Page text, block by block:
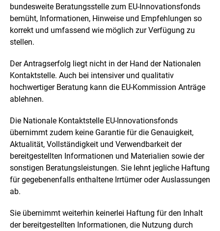
bundesweite Beratungsstelle zum EU-Innovationsfonds
bemüht, Informationen, Hinweise und Empfehlungen so
korrekt und umfassend wie möglich zur Verfügung zu
stellen.
Der Antragserfolg liegt nicht in der Hand der Nationalen
Kontaktstelle. Auch bei intensiver und qualitativ
hochwertiger Beratung kann die EU-Kommission Anträge
ablehnen.
Die Nationale Kontaktstelle EU-Innovationsfonds
übernimmt zudem keine Garantie für die Genauigkeit,
Aktualität, Vollständigkeit und Verwendbarkeit der
bereitgestellten Informationen und Materialien sowie der
sonstigen Beratungsleistungen. Sie lehnt jegliche Haftung
für gegebenenfalls enthaltene Irrtümer oder Auslassungen
ab.
Sie übernimmt weiterhin keinerlei Haftung für den Inhalt
der bereitgestellten Informationen, die Nutzung durch